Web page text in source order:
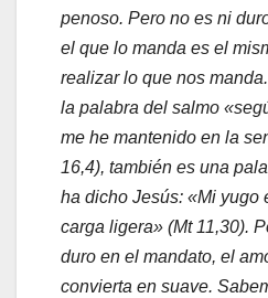
penoso. Pero no es ni
el que lo manda es el
realizar lo que nos
la palabra del salmo
me he mantenido en la
16,4), también es una
ha dicho Jesús: «Mi yugo
carga ligera» (Mt 11,30).
duro en el mandato, el
convierta en suave.